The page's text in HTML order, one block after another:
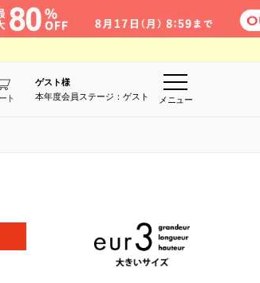
ト
ゲスト様
本年度会員ステージ：ゲスト
メニュー